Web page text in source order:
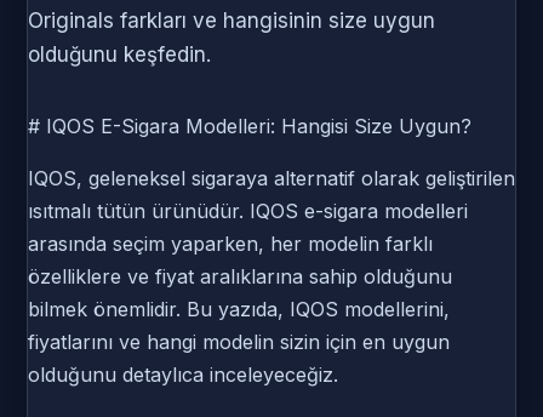
Originals farkları ve hangisinin size uygun
olduğunu keşfedin.
# IQOS E-Sigara Modelleri: Hangisi Size Uygun?
IQOS, geleneksel sigaraya alternatif olarak geliştirilen
ısıtmalı tütün ürünüdür. IQOS e-sigara modelleri
arasında seçim yaparken, her modelin farklı
özelliklere ve fiyat aralıklarına sahip olduğunu
bilmek önemlidir. Bu yazıda, IQOS modellerini,
fiyatlarını ve hangi modelin sizin için en uygun
olduğunu detaylıca inceleyeceğiz.